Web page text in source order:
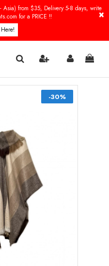
×
from $35, Delivery 5-8 days, write
for a PRICE !!
-30%